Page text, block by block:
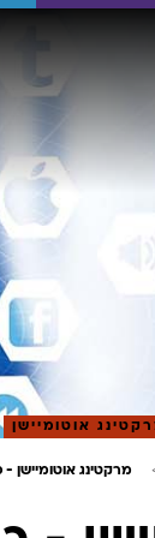
אוטומיישן
מרקטינג אוטומיישן